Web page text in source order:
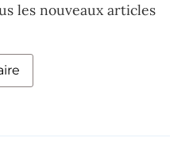
les nouveaux articles